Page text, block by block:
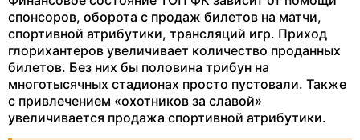
спонсоров, оборота с продаж билетов на матчи,
спортивной атрибутики, трансляций игр. Приход
глорихантеров увеличивает количество проданных
билетов. Без них бы половина трибун на
многотысячных стадионах просто пустовали. Также
с привлечением «охотников за славой»
увеличивается продажа спортивной атрибутики.